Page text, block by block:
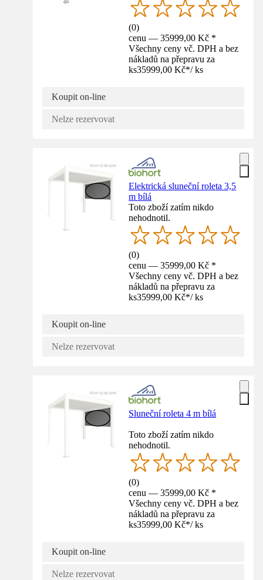
(0)
cenu — 35999,00 Kč *
Všechny ceny vč. DPH a bez
nákladů na přepravu za
ks35999,00 Kč*/ ks
Koupit on-line
Nelze rezervovat
Elektrická sluneční roleta 3,5
m bílá
Toto zboží zatím nikdo
nehodnotil.
(0)
cenu — 35999,00 Kč *
Všechny ceny vč. DPH a bez
nákladů na přepravu za
ks35999,00 Kč*/ ks
Koupit on-line
Nelze rezervovat
Sluneční roleta 4 m bílá
Toto zboží zatím nikdo
nehodnotil.
(0)
cenu — 35999,00 Kč *
Všechny ceny vč. DPH a bez
nákladů na přepravu za
ks35999,00 Kč*/ ks
Koupit on-line
Nelze rezervovat